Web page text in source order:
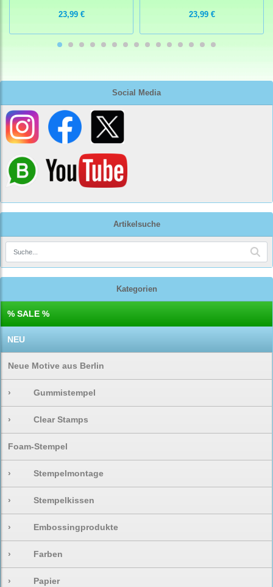
Social Media
Artikelsuche
Kategorien
% SALE %
NEU
Neue Motive aus Berlin
› Gummistempel
› Clear Stamps
Foam-Stempel
› Stempelmontage
› Stempelkissen
› Embossingprodukte
› Farben
› Papier
23,99 € 23,99 €